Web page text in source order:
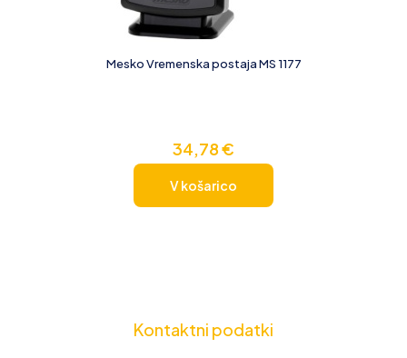
Mesko Vremenska postaja MS 1177
34,78€
V košarico
Kontaktni podatki